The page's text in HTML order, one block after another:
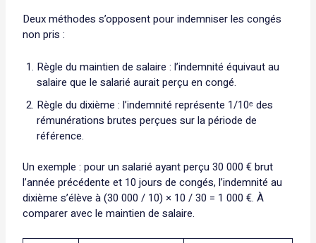
Deux méthodes s’opposent pour indemniser les congés
non pris :
Règle du maintien de salaire : l’indemnité équivaut au
salaire que le salarié aurait perçu en congé.
Règle du dixième : l’indemnité représente 1/10ᵉ des
rémunérations brutes perçues sur la période de
référence.
Un exemple : pour un salarié ayant perçu 30 000 € brut
l’année précédente et 10 jours de congés, l’indemnité au
dixième s’élève à (30 000 / 10) × 10 / 30 = 1 000 €. À
comparer avec le maintien de salaire.